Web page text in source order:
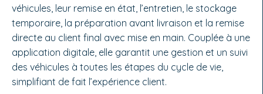
véhicules, leur remise en état, l’entretien, le stockage
temporaire, la préparation avant livraison et la remise
directe au client final avec mise en main. Couplée à une
application digitale, elle garantit une gestion et un suivi
des véhicules à toutes les étapes du cycle de vie,
simplifiant de fait l’expérience client.